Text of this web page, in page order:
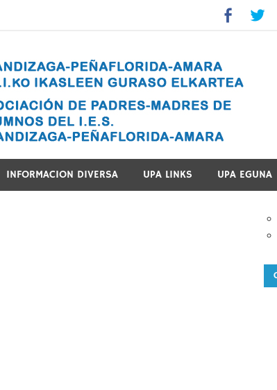
de Padres-Madres de Alumnos del I.E.S.
INFORMACION DIVERSA UPA LINKS UPA EGUNA